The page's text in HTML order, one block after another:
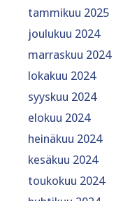
tammikuu 2025
joulukuu 2024
marraskuu 2024
lokakuu 2024
syyskuu 2024
elokuu 2024
heinäkuu 2024
kesäkuu 2024
toukokuu 2024